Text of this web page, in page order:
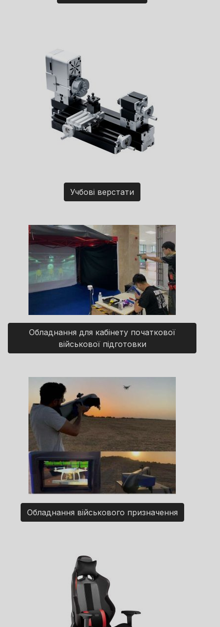
Учбові верстати
Обладнання для кабінету початкової
військової підготовки
Обладнання військового призначення